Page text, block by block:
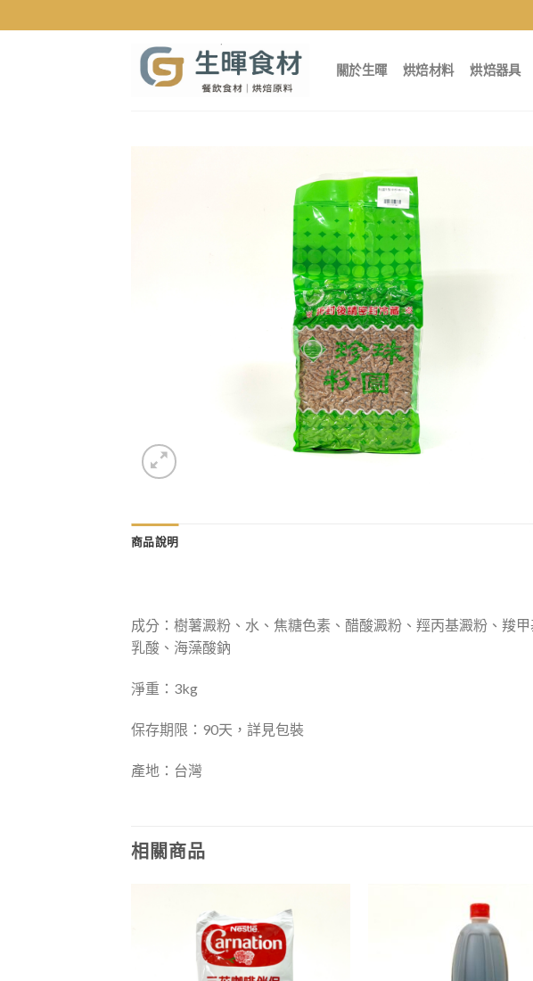
to
關於生暉 烘焙材料 烘焙器具
商品說明
成分：樹薯澱粉、水、焦糖色素、醋酸澱粉、羥丙基澱粉、羧
乳酸、海藻酸鈉
淨重：3kg
保存期限：90天，詳見包裝
產地：台灣
相關商品